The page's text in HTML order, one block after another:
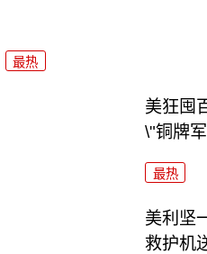
最热
美狂囤
\"铜牌
最热
美利坚
救护机